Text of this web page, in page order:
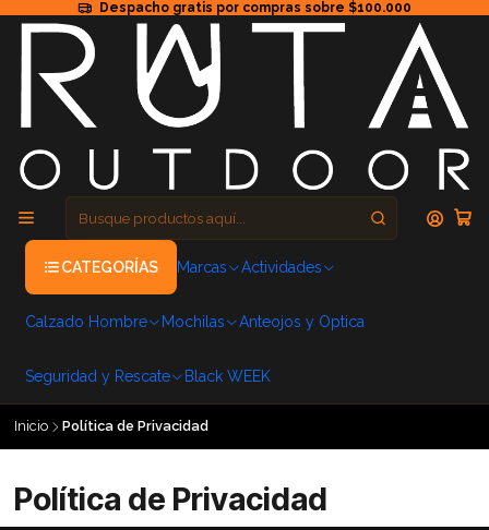
Despacho gratis por compras sobre $100.000
CATEGORÍAS Marcas Actividades
Calzado Hombre Mochilas Anteojos y Optica
Seguridad y Rescate Black WEEK
Inicio Política de Privacidad
Política de Privacidad